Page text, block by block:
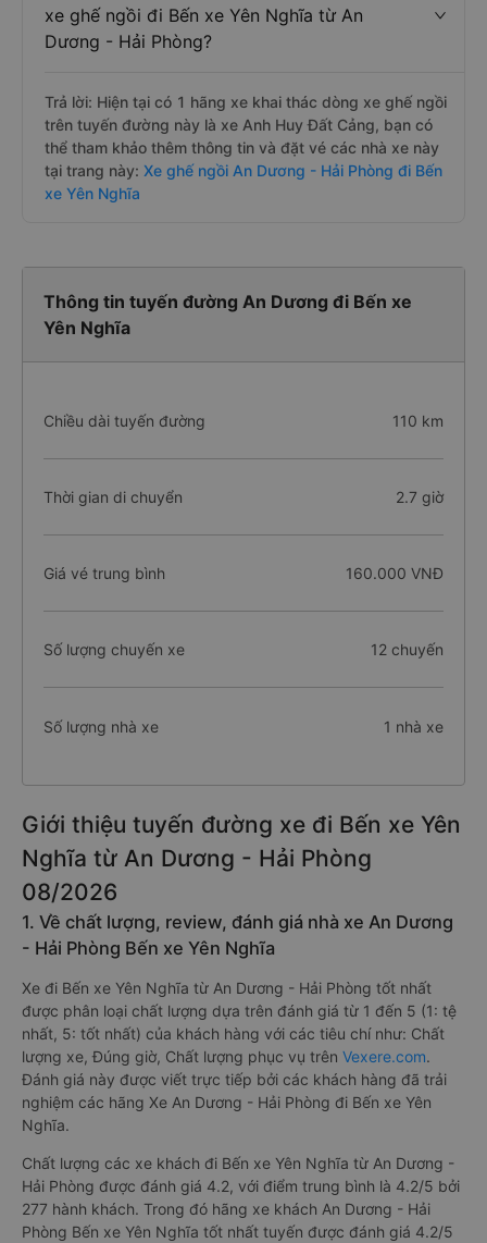
xe ghế ngồi đi Bến xe Yên Nghĩa từ An
Dương - Hải Phòng?
Trả lời: Hiện tại có 1 hãng xe khai thác dòng xe ghế ngồi
trên tuyến đường này là xe Anh Huy Đất Cảng, bạn có
thể tham khảo thêm thông tin và đặt vé các nhà xe này
tại trang này: Xe ghế ngồi An Dương - Hải Phòng đi Bến
xe Yên Nghĩa
Thông tin tuyến đường An Dương đi Bến xe
Yên Nghĩa
Chiều dài tuyến đường 110 km
Thời gian di chuyển 2.7 giờ
Giá vé trung bình 160.000 VNĐ
Số lượng chuyến xe 12 chuyến
Số lượng nhà xe 1 nhà xe
Giới thiệu tuyến đường xe đi Bến xe Yên
Nghĩa từ An Dương - Hải Phòng
08/2026
1. Về chất lượng, review, đánh giá nhà xe An Dương
- Hải Phòng Bến xe Yên Nghĩa
Xe đi Bến xe Yên Nghĩa từ An Dương - Hải Phòng tốt nhất
được phân loại chất lượng dựa trên đánh giá từ 1 đến 5 (1: tệ
nhất, 5: tốt nhất) của khách hàng với các tiêu chí như: Chất
lượng xe, Đúng giờ, Chất lượng phục vụ trên Vexere.com.
Đánh giá này được viết trực tiếp bởi các khách hàng đã trải
nghiệm các hãng Xe An Dương - Hải Phòng đi Bến xe Yên
Nghĩa.
Chất lượng các xe khách đi Bến xe Yên Nghĩa từ An Dương -
Hải Phòng được đánh giá 4.2, với điểm trung bình là 4.2/5 bởi
277 hành khách. Trong đó hãng xe khách An Dương - Hải
Phòng Bến xe Yên Nghĩa tốt nhất tuyến được đánh giá 4.2/5